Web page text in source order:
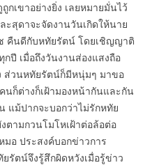
กเขาอย่างยิ่ง เลยหมายมั่นไว้
สุดาจะจัดงานวันเกิดให้นาย
คืนดีกับหทัยรัตน์ โดยเชิญญาติ
ปี เมื่อถึงวันงานส่องแสงถือ
ส่วนหทัยรัตน์ก็มีหนุ่มๆ มาขอ
นก็ต่างก็เฝ้ามองหน้ากันและกัน
แม้ปากจะบอกว่าไม่รักหทัย
ตามกวนโมโหเฝ้าต่อล้อต่อ
อ ประสงค์บอกข่าวการ
รัตน์จึงรู้สึกผิดหวังเมื่อรู้ข่าว